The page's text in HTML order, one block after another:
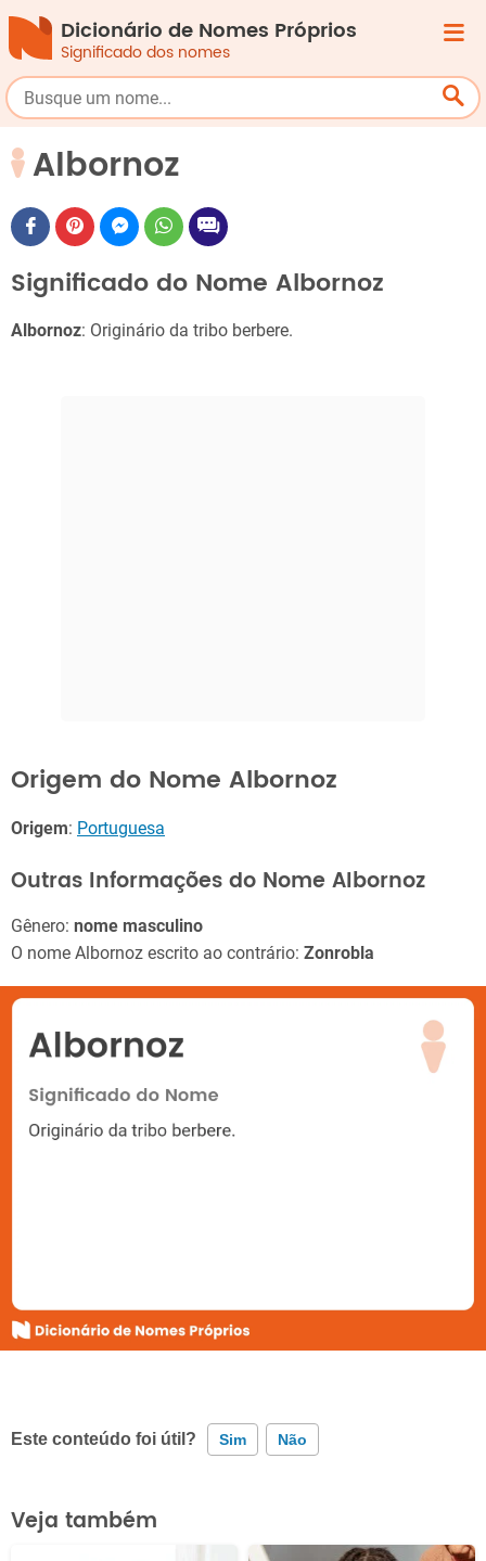
Dicionário de Nomes Próprios
Significado dos nomes
Albornoz
Significado do Nome Albornoz
Albornoz: Originário da tribo berbere.
Origem do Nome Albornoz
Origem: Portuguesa
Outras Informações do Nome Albornoz
Gênero: nome masculino
O nome Albornoz escrito ao contrário: Zonrobla
Este conteúdo foi útil? Sim Não
Este conteúdo contém informação incorreta
Este conteúdo não tem a informação que procuro
Veja também